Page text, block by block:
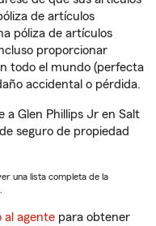
de artículos
póliza de artículos
proporcionar
todo el mundo (perfecta
accidental o pérdida.
a Glen Phillips Jr en Salt
seguro de propiedad
una lista completa de la
al agente para obtener